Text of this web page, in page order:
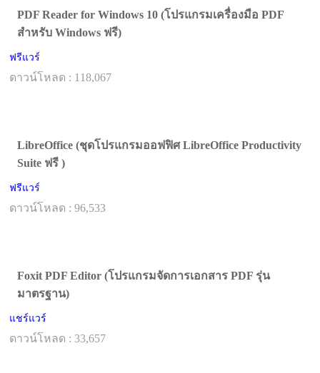
PDF Reader for Windows 10 (โปรแกรมเครื่องมือ PDF
สำหรับ Windows ฟรี)
ฟรีแวร์
ดาวน์โหลด : 118,067
LibreOffice (ชุดโปรแกรมออฟฟิศ LibreOffice Productivity
Suite ฟรี )
ฟรีแวร์
ดาวน์โหลด : 96,533
Foxit PDF Editor (โปรแกรมจัดการเอกสาร PDF รุ่น
มาตรฐาน)
แชร์แวร์
ดาวน์โหลด : 33,657